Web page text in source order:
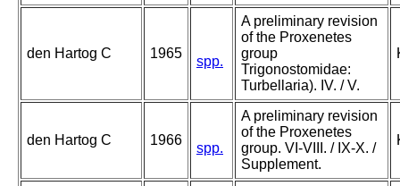
den Hartog C 1965
spp.
A preliminary revision
of the Proxenetes
group
Trigonostomidae:
Turbellaria). IV. / V.
den Hartog C 1966
spp.
A preliminary revision
of the Proxenetes
group. VI-VIII. / IX-X. /
Supplement.